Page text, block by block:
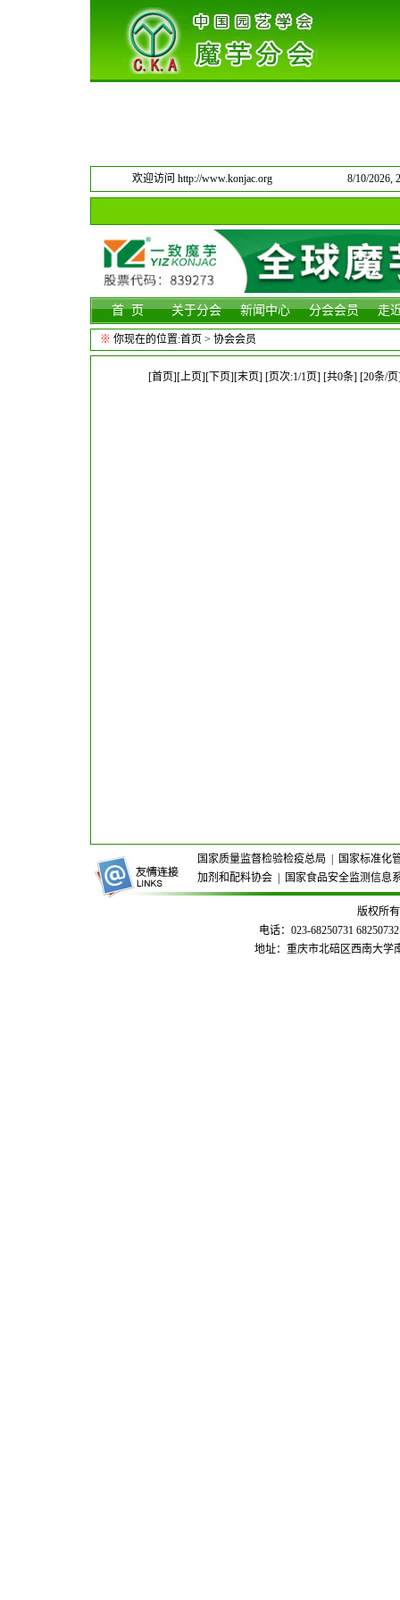
欢迎访问 http://www.konjac.org 8/10/2026,
首 页 关于分会 新闻中心 分会会员 走
※ 你现在的位置:首页 > 协会会员
[首页][上页][下页][末页] [页次:1/1页] [共0条] [20条/
国家质量监督检验检疫总局
国家标准化
加剂和配料协会
国家食品安全监测信息
版权所
电话：023-68250731
地址：重庆市北碚区西南大学